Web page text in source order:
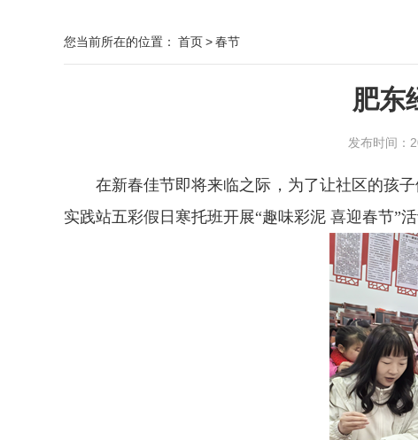
您当前所在的位置： 首页>春节
肥东
发布时间：
在新春佳节即将来临之际，为了让社区的孩
实践站五彩假日寒托班开展“趣味彩泥 喜迎春节”活